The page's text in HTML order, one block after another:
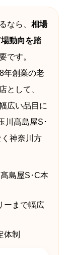
なら、 相場
動向を踏
です。
年創業の老
として、
広い品目に
川髙島屋S･
神奈川方
島屋S･C本
ーまで幅広
体制